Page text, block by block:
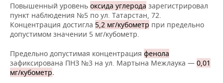
ОТКРЫТАЯ ЛЕКЦИЯ
БАСКЕТБОЛ
ВОЛЕЙБОЛ
КИБЕРСПОРТ
ФИГУРНОЕ КАТАНИЕ
ИНФРАСТРУКТУРА
ИСТОРИЯ
КУЛЬТУРА
МЕДИЦИНА
СПРАВОЧНИК
СПИСОК ПЕРСОН
СПИСОК КОМПАНИЙ
ПОЛНАЯ ВЕРСИЯ
Повышенный уровень оксида углерода зарегистрировал
пункт наблюдения №5 по ул. Татарстан, 72.
Концентрация достигла 5,2 мг/кубометр при предельно
допустимом значении 5 мг/кубометр.
Предельно допустимая концентрация фенола
зафиксирована ПНЗ №3 на ул. Мартына Межлаука — 0,01
мг/кубометр.